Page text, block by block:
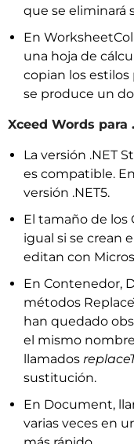
que se eliminará
En
una hoja de
copian los estilos
se produce un
Xceed Words para
La versión .NET
es compatible.
versión .NET5.
El tamaño de los
igual si se crean
editan con
En Contenedor,
métodos
han quedado
el mismo
llamados
sustitución.
En Document,
varias veces en